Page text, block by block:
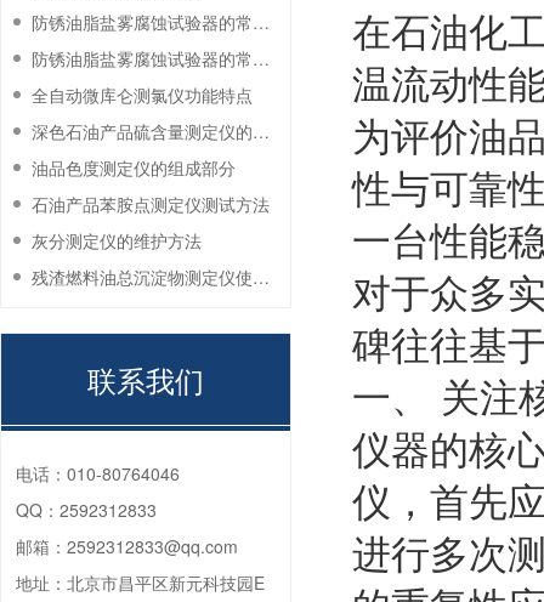
在石油化
温流动性
为评价油
性与可靠
一台性能
对于众多
碑往往基
一、 关注
仪器的核
仪，首先
进行多次
防锈油脂盐雾腐蚀试验器的常见故障与解决方法
防锈油脂盐雾腐蚀试验器的常见故障与解决方法
全自动微库仑测氯仪功能特点
深色石油产品硫含量测定仪的工作环境要求
油品色度测定仪的组成部分
石油产品苯胺点测定仪测试方法
灰分测定仪的维护方法
残渣燃料油总沉淀物测定仪使用注意事项
联系我们
电话： 010-80764046
QQ： 2592312833
邮箱： 2592312833@qq.com
地址： 北京市昌平区新元科技园E